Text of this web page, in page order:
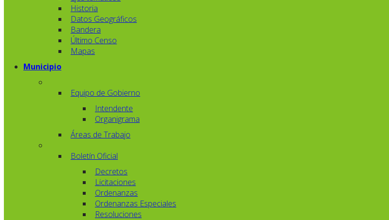
Historia
Datos Geográficos
Bandera
Último Censo
Mapas
Municipio
Equipo de Gobierno
Intendente
Organigrama
Áreas de Trabajo
Boletín Oficial
Decretos
Licitaciones
Ordenanzas
Ordenanzas Especiales
Resoluciones